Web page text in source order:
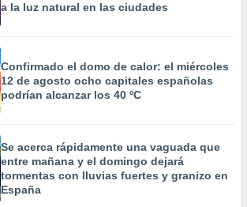
a la luz natural en las ciudades
Confirmado el domo de calor: el miércoles
12 de agosto ocho capitales españolas
podrían alcanzar los 40 ºC
Se acerca rápidamente una vaguada que
entre mañana y el domingo dejará
tormentas con lluvias fuertes y granizo en
España